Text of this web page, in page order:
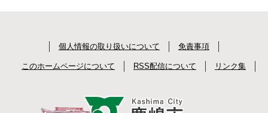
個人情報の取り扱いについて 免責事項
このホームページについて RSS配信について リンク集